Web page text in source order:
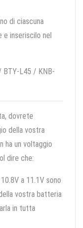
di ciascuna
inseriscilo nel
BTY-L45 / KNB-
dovrete
della vostra
ha un voltaggio
dire che:
a 11.1V sono
vostra batteria
in tutta